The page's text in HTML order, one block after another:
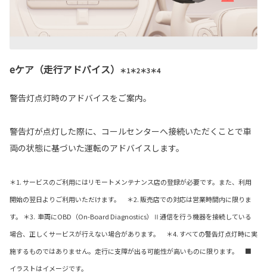
eケア（走行アドバイス） ＊1＊2＊3＊4
警告灯点灯時のアドバイスをご案内。
警告灯が点灯した際に、コールセンターへ接続いただくことで車
両の状態に基づいた運転のアドバイスします。
＊1. サービスのご利用にはリモートメンテナンス店の登録が必要です。また、利用
開始の翌日よりご利用いただけます。 ＊2. 販売店での対応は営業時間内に限りま
す。 ＊3. 車両にOBD（On-Board Diagnostics）Ⅱ通信を行う機器を接続している
場合、正しくサービスが行えない場合があります。 ＊4. すべての警告灯点灯時に実
施するものではありません。走行に支障が出る可能性が高いものに限ります。 ■
イラストはイメージです。